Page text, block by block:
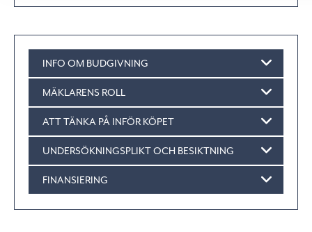
INFO OM BUDGIVNING
MÄKLARENS ROLL
ATT TÄNKA PÅ INFÖR KÖPET
UNDERSÖKNINGSPLIKT OCH BESIKTNING
FINANSIERING